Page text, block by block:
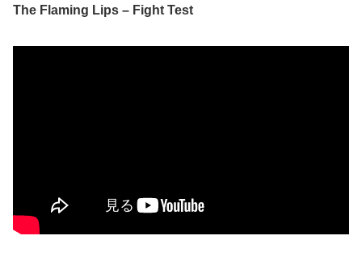
The Flaming Lips – Fight Test